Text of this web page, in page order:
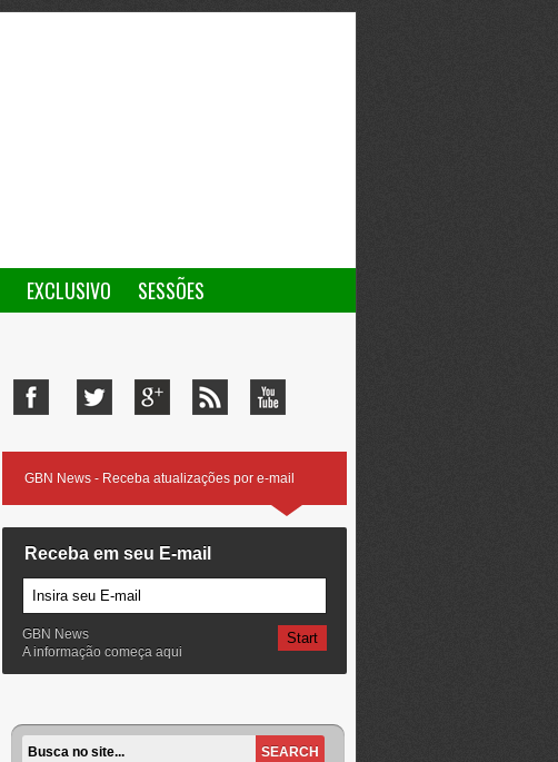
EXCLUSIVO
SESSÕES
GBN News - Receba atualizações por e-mail
Receba em seu E-mail
GBN News
A informação começa aqui